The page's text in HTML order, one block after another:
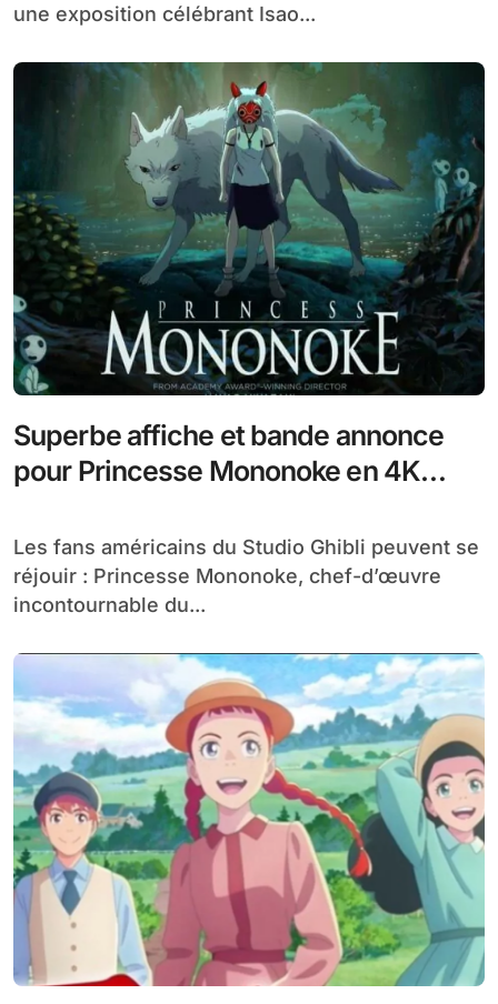
une exposition célébrant Isao...
Superbe affiche et bande annonce
pour Princesse Mononoke en 4K
Les fans américains du Studio Ghibli peuvent se
réjouir : Princesse Mononoke, chef-d’œuvre
incontournable du...